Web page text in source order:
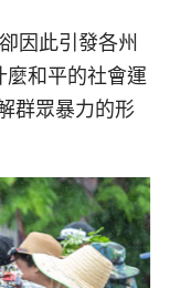
因此引發各州
麼和平的社會運
群眾暴力的形